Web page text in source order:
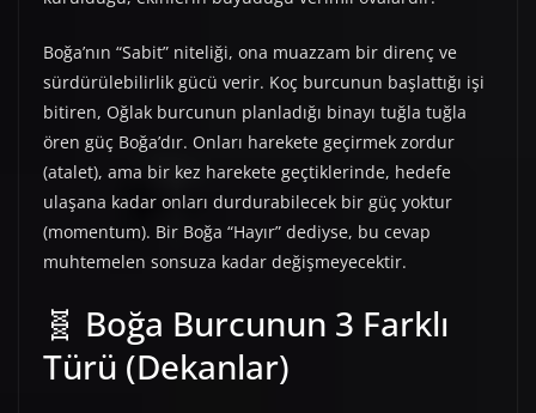
Boğa’nın “Sabit” niteliği, ona muazzam bir direnç ve
sürdürülebilirlik gücü verir. Koç burcunun başlattığı işi
bitiren, Oğlak burcunun planladığı binayı tuğla tuğla
ören güç Boğa’dır. Onları harekete geçirmek zordur
(atalet), ama bir kez harekete geçtiklerinde, hedefe
ulaşana kadar onları durdurabilecek bir güç yoktur
(momentum). Bir Boğa “Hayır” dediyse, bu cevap
muhtemelen sonsuza kadar değişmeyecektir.
🧬 Boğa Burcunun 3 Farklı
Türü (Dekanlar)